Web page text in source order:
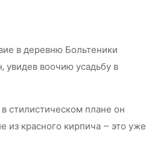
в деревню Больтеники
увидев воочию усадьбу в
стилистическом плане он
из красного кирпича – это уже